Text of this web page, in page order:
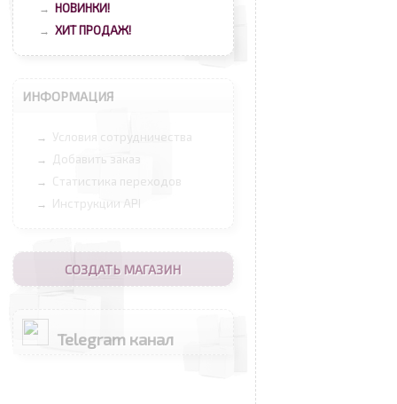
→ НОВИНКИ!
→ ХИТ ПРОДАЖ!
ИНФОРМАЦИЯ
→ Условия сотрудничества
→ Добавить заказ
→ Статистика переходов
→ Инструкции API
СОЗДАТЬ МАГАЗИН
Telegram канал